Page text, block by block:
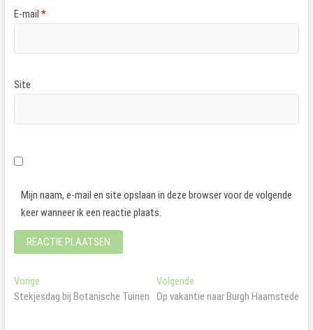
E-mail *
Site
Mijn naam, e-mail en site opslaan in deze browser voor de volgende
keer wanneer ik een reactie plaats.
Bericht
navigatie
VorigeVorig
bericht:
Stekjesdag bij Botanische Tuinen
Volgende
bericht:
Op vakantie naar Burgh Haamstede